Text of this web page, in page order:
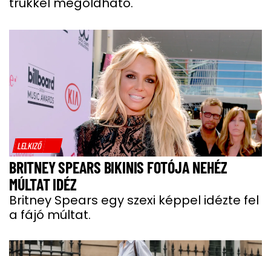
LELKIZŐ
BRITNEY SPEARS BIKINIS FOTÓJA NEHÉZ
MÚLTAT IDÉZ
Britney Spears egy szexi képpel idézte fel
a fájó múltat.